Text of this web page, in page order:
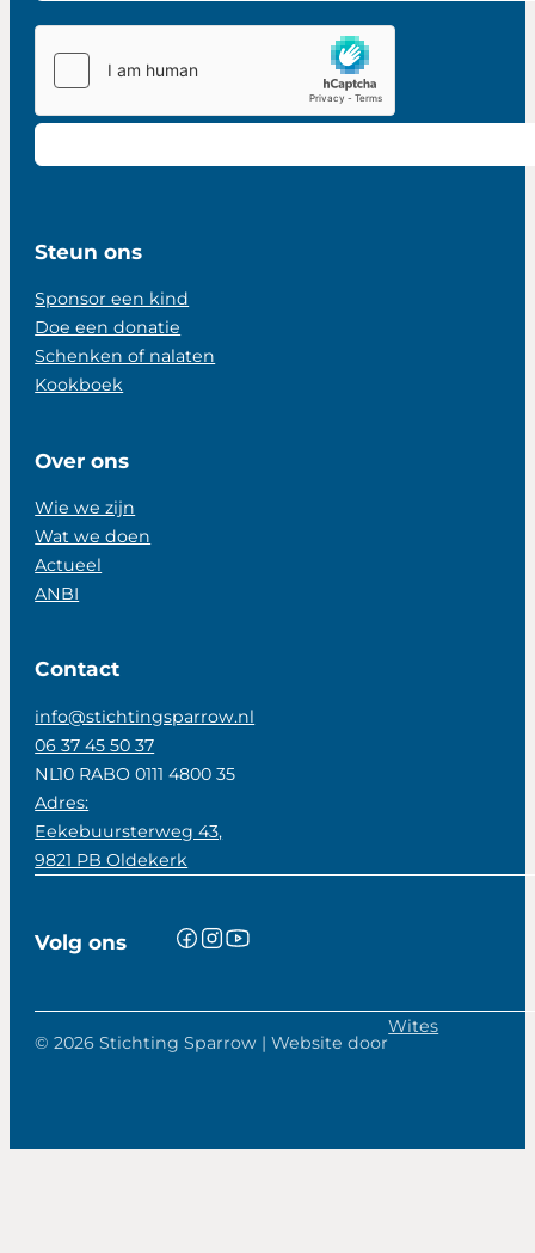
Steun ons
Sponsor een kind
Doe een donatie
Schenken of nalaten
Kookboek
Over ons
Wie we zijn
Wat we doen
Actueel
ANBI
Contact
info@stichtingsparrow.nl
06 37 45 50 37
NL10 RABO 0111 4800 35
Adres:
Eekebuursterweg 43,
9821 PB Oldekerk
Volg ons
© 2026 Stichting Sparrow | Website door
Wites